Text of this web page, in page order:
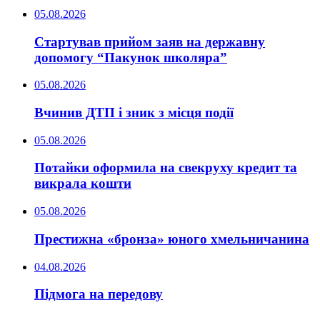
05.08.2026
Стартував прийом заяв на державну
допомогу “Пакунок школяра”
05.08.2026
Вчинив ДТП і зник з місця події
05.08.2026
Потайки оформила на свекруху кредит та
викрала кошти
05.08.2026
Престижна «бронза» юного хмельничанина
04.08.2026
Підмога на передову